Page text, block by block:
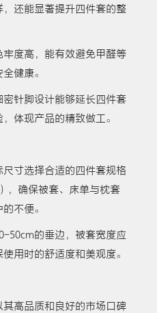
还能显著提升四件套的整
度高，能有效避免甲醛等
健康。
针脚设计能够延长四件套
体现产品的精致做工。
寸选择合适的四件套规格
，确保被套、床单与枕套
不便。
50cm的垂边，被套宽度应
用时的舒适度和美观度。
高品质和良好的市场口碑